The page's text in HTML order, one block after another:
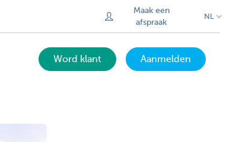
Maak een
afspraak
NL
Word klant Aanmelden